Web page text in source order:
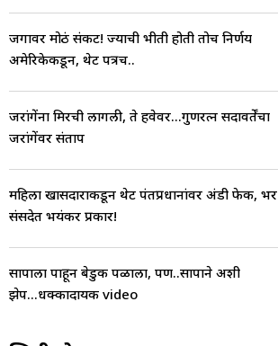
जगावर मोठं संकट! ज्याची भीती होती तोच निर्णय
अमेरिकेकडून, थेट पत्रच..
जरांगेंना मिरची लागली, ते हवेवर...गुणरत्न सदावर्तेंचा
जरांगेंवर संताप
महिला खासदाराकडून थेट पंतप्रधानांवर अंडी फेक, भर
संसदेत भयंकर प्रकार!
सापाला पाहून बेडुक पळाला, पण..सापाने अशी
झेप...धक्कादायक video